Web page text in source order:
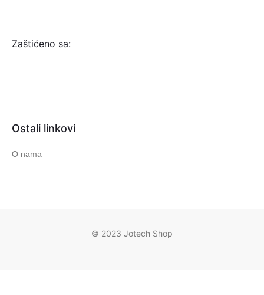
Zaštićeno sa:
Ostali linkovi
O nama
© 2023 Jotech Shop